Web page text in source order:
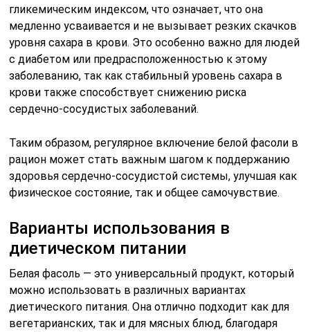
гликемическим индексом, что означает, что она
медленно усваивается и не вызывает резких скачков
уровня сахара в крови. Это особенно важно для людей
с диабетом или предрасположенностью к этому
заболеванию, так как стабильный уровень сахара в
крови также способствует снижению риска
сердечно-сосудистых заболеваний.
Таким образом, регулярное включение белой фасоли в
рацион может стать важным шагом к поддержанию
здоровья сердечно-сосудистой системы, улучшая как
физическое состояние, так и общее самочувствие.
Варианты использования в
диетическом питании
Белая фасоль — это универсальный продукт, который
можно использовать в различных вариантах
диетического питания. Она отлично подходит как для
вегетарианских, так и для мясных блюд, благодаря